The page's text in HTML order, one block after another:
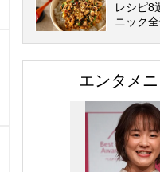
レシピ8
ニック全
エンタメ